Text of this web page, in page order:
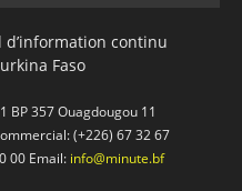
continu
Faso
BP 357 Ouagdougou 11
(+226) 67 32 67
00 Email: info@minute.bf